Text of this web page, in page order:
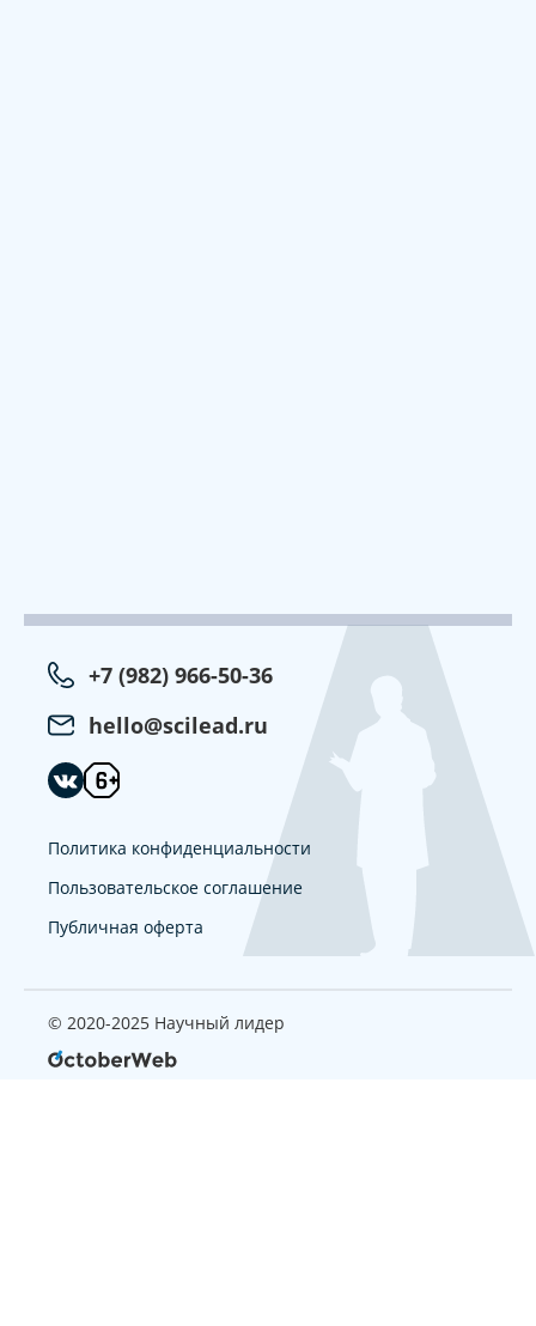
+7 (982) 966-50-36
hello@scilead.ru
Политика конфиденциальности
Пользовательское соглашение
Публичная оферта
© 2020-2025 Научный лидер